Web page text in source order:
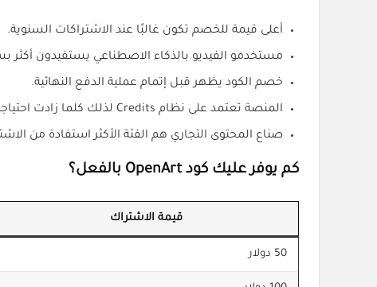
أعلى قيمة للخصم تكون غالبًا عند الاشتراكات السنوية.
مستخدمو الفيديو بالذكاء الاصطناعي يستفيدون أكثر
خصم الكود يظهر قبل إتمام عملية الدفع النهائية.
المنصة تعتمد على نظام Credits لذلك كلما زادت احتياجاتك زادت أهمية استخدام الكود.
صناع المحتوى التجاري هم الفئة الأكثر استفادة من
كم يوفر عليك كود OpenArt بالفعل؟
قيمة الاشتراك
50 دولار